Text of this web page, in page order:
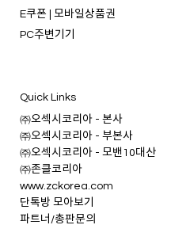
E쿠폰 | 모바일상품권
PC주변기기
Quick Links
㈜오섹시코리아 - 본사
㈜오섹시코리아 - 부본사
㈜오섹시코리아 - 모밴10대산
㈜존클코리아
www.zckorea.com
단톡방 모아보기
파트너/총판문의